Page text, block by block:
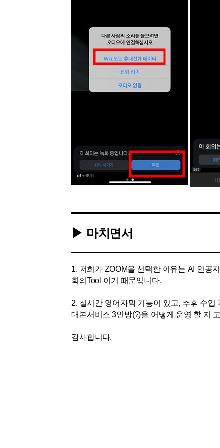
▶ 마치면서
1. 저희가 ZOOM을 선택한 이유는 AI 인공
회의Tool 이기 때문입니다.
2. 실시간 영어자막 기능이 있고, 추후 수
대본서비스 3인방(?)을 어떻게 운영 할 지
감사합니다.